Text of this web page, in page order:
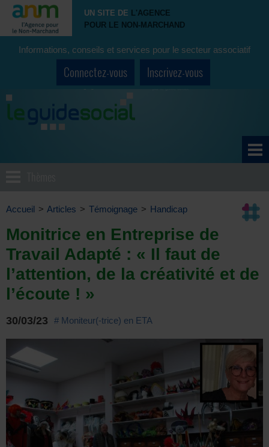
UN SITE DE L'AGENCE
POUR LE NON-MARCHAND
Informations, conseils et services pour le secteur associatif
Connectez-vous Inscrivez-vous
Accueil > Articles > Témoignage > Handicap
Monitrice en Entreprise de
Travail Adapté : « Il faut de
l’attention, de la créativité et de
l’écoute ! »
30/03/23 # Moniteur(-trice) en ETA